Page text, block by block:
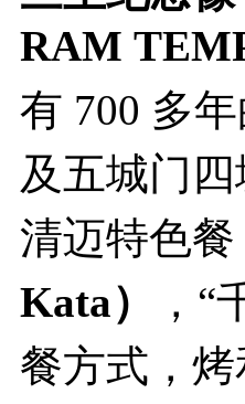
RAM
有 700 多
及五城门
清迈特色餐
Kata）
， “
餐方式，